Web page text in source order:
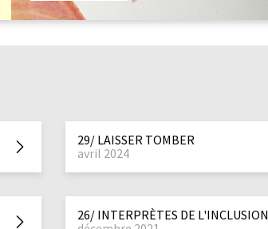
29/ LAISSER TOMBER
avril 2024
26/ INTERPRÈTES DE L'INCLUSION